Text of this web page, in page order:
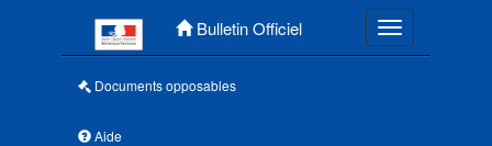
Bulletin Officiel Toggle
Documents opposables
Aide